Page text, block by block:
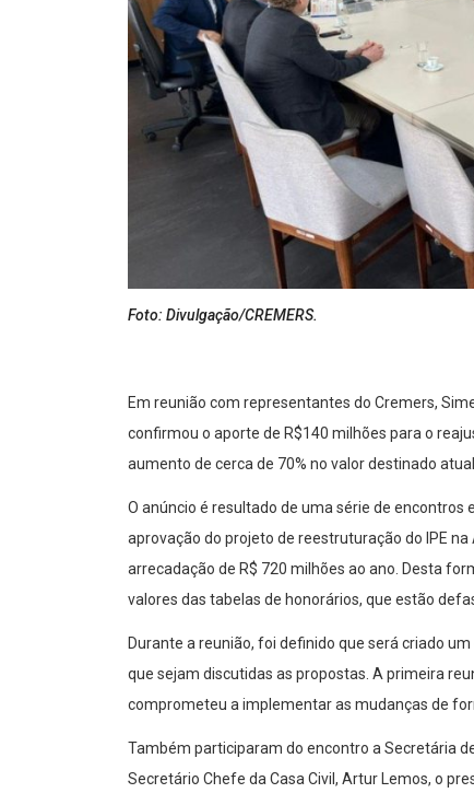
Foto: Divulgação/CREMERS.
Em reunião com representantes do Cremers,
confirmou o aporte de R$140 milhões para o
aumento de cerca de 70% no valor destinado
O anúncio é resultado de uma série de encontros
aprovação do projeto de reestruturação do IPE
arrecadação de R$ 720 milhões ao ano. Desta
valores das tabelas de honorários, que estão
Durante a reunião, foi definido que será criado
que sejam discutidas as propostas. A primeira
comprometeu a implementar as mudanças de
Também participaram do encontro a Secretária
Secretário Chefe da Casa Civil, Artur Lemos, o